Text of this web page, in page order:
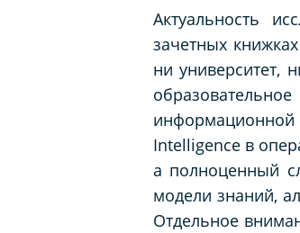
Актуальность
зачетных
ни университет,
Intelligence в
а полноценный
модели знаний,
Отдельное